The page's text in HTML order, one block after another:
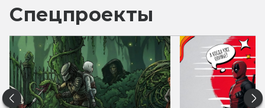
Спецпроекты